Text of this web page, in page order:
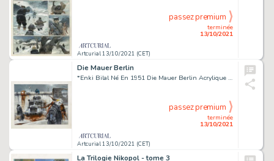
Artcurial 13/10/2021 (CET)
terminée
13/10/2021
passez premium
Die Mauer Berlin
*Enki Bilal Né En 1951 Die Mauer Berlin Acrylique Sur Papier Pour Une Illustration Extraite Du Portfolio Â«Die Mauer Berlinâ» P...
Artcurial 13/10/2021 (CET)
terminée
13/10/2021
passez premium
La Trilogie Nikopol - tome 3